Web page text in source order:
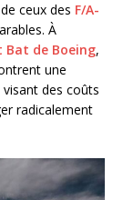
ceux des F/A-
À
Bat de Boeing,
une
des coûts
radicalement